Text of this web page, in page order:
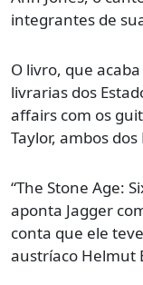
integrantes de
O livro, que
livrarias dos
affairs com os
Taylor, ambos
“The Stone Age:
aponta Jagger
conta que ele
austríaco Helmut